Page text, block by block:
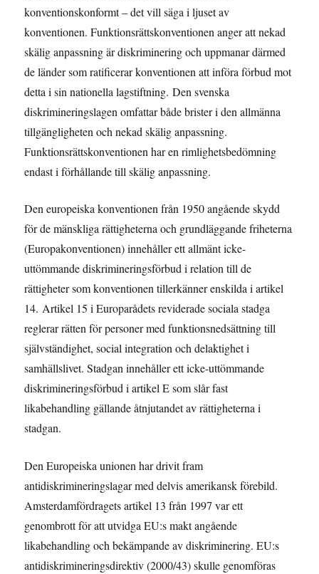
konventionskonformt – det vill säga i ljuset av
konventionen. Funktionsrättskonventionen anger att nekad
skälig anpassning är diskriminering och uppmanar därmed
de länder som ratificerar konventionen att införa förbud mot
detta i sin nationella lagstiftning. Den svenska
diskrimineringslagen omfattar både brister i den allmänna
tillgängligheten och nekad skälig anpassning.
Funktionsrättskonventionen har en rimlighetsbedömning
endast i förhållande till skälig anpassning.
Den europeiska konventionen från 1950 angående skydd
för de mänskliga rättigheterna och grundläggande friheterna
(Europakonventionen) innehåller ett allmänt icke-
uttömmande diskrimineringsförbud i relation till de
rättigheter som konventionen tillerkänner enskilda i artikel
14. Artikel 15 i Europarådets reviderade sociala stadga
reglerar rätten för personer med funktionsnedsättning till
självständighet, social integration och delaktighet i
samhällslivet. Stadgan innehåller ett icke-uttömmande
diskrimineringsförbud i artikel E som slår fast
likabehandling gällande åtnjutandet av rättigheterna i
stadgan.
Den Europeiska unionen har drivit fram
antidiskrimineringslagar med delvis amerikansk förebild.
Amsterdamfördragets artikel 13 från 1997 var ett
genombrott för att utvidga EU:s makt angående
likabehandling och bekämpande av diskriminering. EU:s
antidiskrimineringsdirektiv (2000/43) skulle genomföras